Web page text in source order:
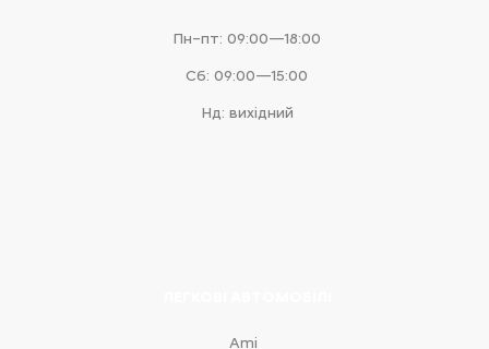
Пн–пт: 09:00—18:00
Сб: 09:00—15:00
Нд: вихідний
Ami